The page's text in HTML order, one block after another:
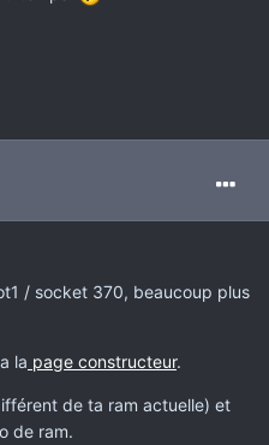
/ socket 370, beaucoup plus
la page constructeur.
de ta ram actuelle) et
de ram.